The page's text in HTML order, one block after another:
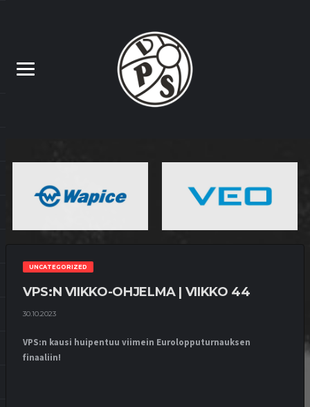
UNCATEGORIZED
VPS:N VIIKKO-OHJELMA | VIIKKO 44
30.10.2023
VPS:n kausi huipentuu viimein Eurolopputurnauksen
finaaliin!